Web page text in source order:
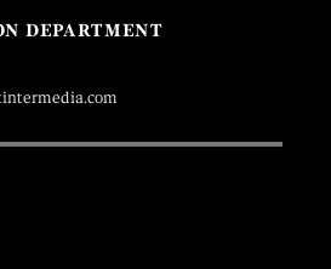
DEPARTMENT